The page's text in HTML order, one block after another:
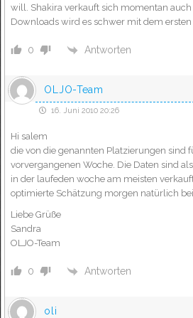
will. Shakira verkauft sich momentan
Downloads wird es schwer mit dem ersten
0 Antworten
OLJO-Team
16. Juni 2010 20:26
Hi salem
die von die genannten Platzierungen sind
vorvergangenen Woche. Die Daten sind
in der laufeden woche am meisten
optimierte Schätzung morgen natürlich
Liebe Grüße
Sandra
OLJO-Team
0 Antworten
oli